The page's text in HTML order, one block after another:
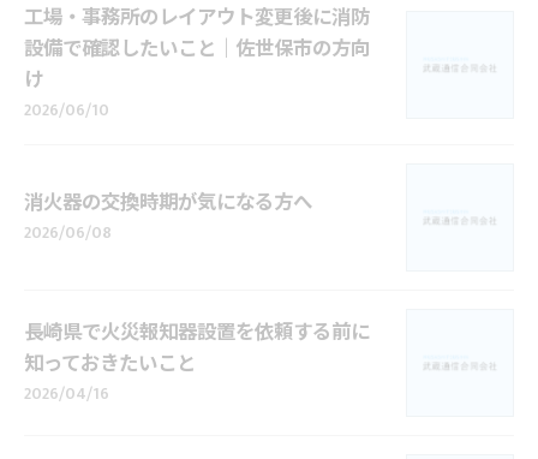
工場・事務所のレイアウト変更後に消防
設備で確認したいこと｜佐世保市の方向
け
2026/06/10
消火器の交換時期が気になる方へ
2026/06/08
長崎県で火災報知器設置を依頼する前に
知っておきたいこと
2026/04/16